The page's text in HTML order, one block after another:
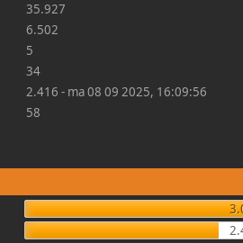
35.927
6.502
5
34
2.416 - ma 08 09 2025, 16:09:56
58